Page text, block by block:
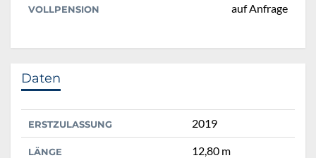
VOLLPENSION auf Anfrage
Daten
ERSTZULASSUNG 2019
LÄNGE 12,80 m